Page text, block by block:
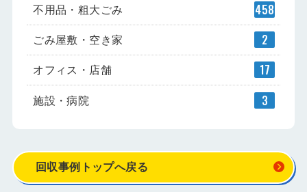
不用品・粗大ごみ 458
ごみ屋敷・空き家 2
オフィス・店舗 17
施設・病院 3
回収事例トップへ戻る